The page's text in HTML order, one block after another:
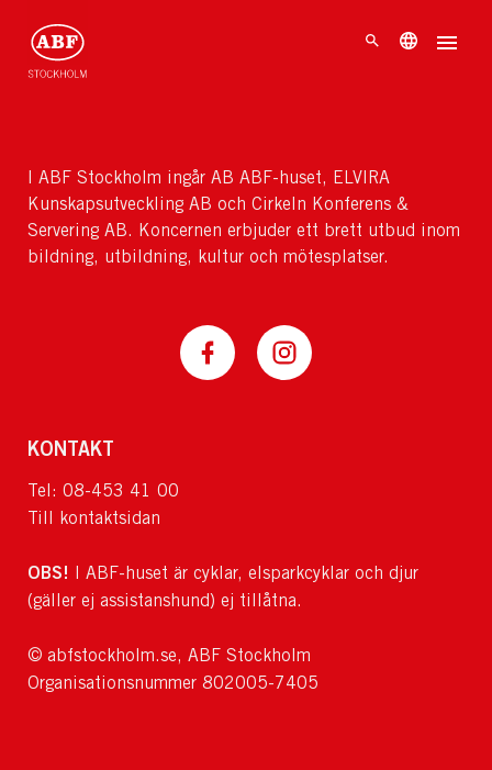
I ABF Stockholm ingår AB ABF-huset, ELVIRA
Kunskapsutveckling AB och Cirkeln Konferens &
Servering AB. Koncernen erbjuder ett brett utbud inom
bildning, utbildning, kultur och mötesplatser.
KONTAKT
Tel: 08-453 41 00
Till kontaktsidan
OBS! I ABF-huset är cyklar, elsparkcyklar och djur
(gäller ej assistanshund) ej tillåtna.
© abfstockholm.se, ABF Stockholm
Organisationsnummer 802005-7405